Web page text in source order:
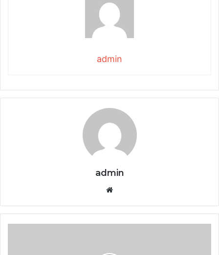
admin
admin